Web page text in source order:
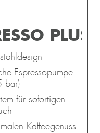
PLUS
Espressopumpe
bar)
für sofortigen
Kaffeegenuss